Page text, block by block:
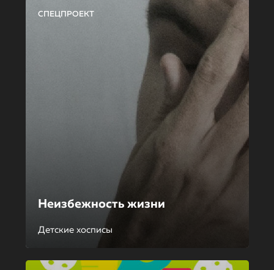
СПЕЦПРОЕКТ
Неизбежность жизни
Детские хосписы